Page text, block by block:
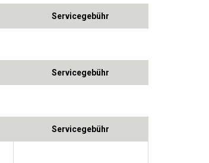
Servicegebühr
Servicegebühr
Servicegebühr